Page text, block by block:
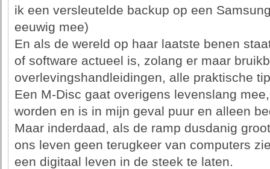
ik een versleutelde backup op een
eeuwig mee)
En als de wereld op haar laatste benen
of software actueel is, zolang er maar
overlevingshandleidingen, alle praktische
Een M-Disc gaat overigens levenslang
worden en is in mijn geval puur en alleen
Maar inderdaad, als de ramp dusdanig
ons leven geen terugkeer van computers
een digitaal leven in de steek te laten.